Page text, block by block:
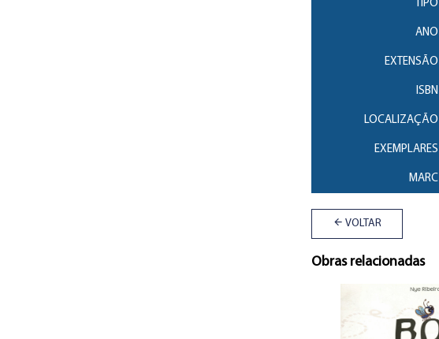
TIPO
ANO
EXTENSÃO
ISBN
LOCALIZAÇÃO
EXEMPLARES
MARC
VOLTAR
Obras relacionadas